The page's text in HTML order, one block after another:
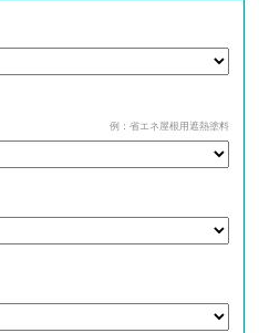
例：省エネ屋根用遮熱塗料